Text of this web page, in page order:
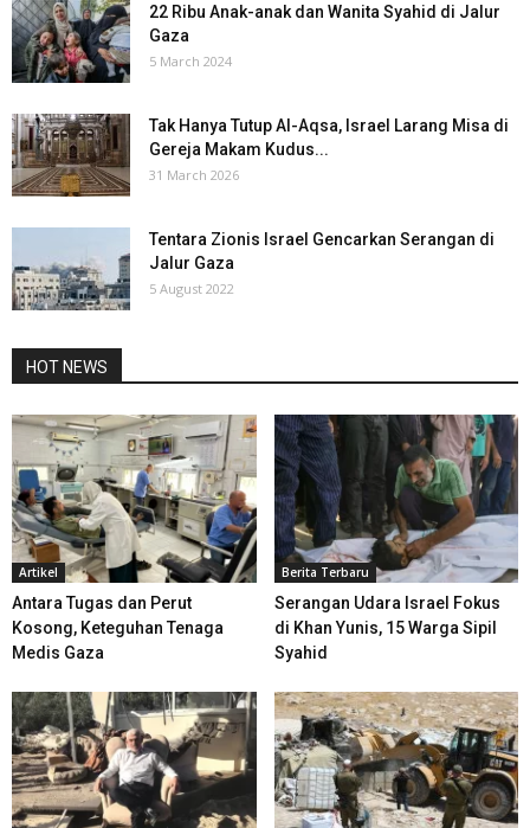
22 Ribu Anak-anak dan Wanita Syahid di Jalur
Gaza
5 March 2024
Tak Hanya Tutup Al-Aqsa, Israel Larang Misa di
Gereja Makam Kudus...
31 March 2026
Tentara Zionis Israel Gencarkan Serangan di
Jalur Gaza
5 August 2022
HOT NEWS
Artikel
Antara Tugas dan Perut
Kosong, Keteguhan Tenaga
Medis Gaza
Berita Terbaru
Serangan Udara Israel Fokus
di Khan Yunis, 15 Warga Sipil
Syahid